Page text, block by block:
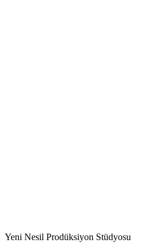
Yeni Nesil Prodüksiyon Stüdyosu